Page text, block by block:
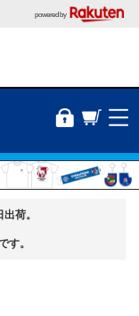
powered by
荷。
す。